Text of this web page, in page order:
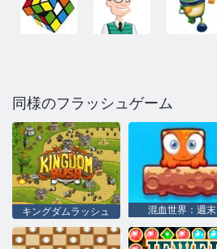
同様のフラッシュゲーム
キングダムラッシュ 混血世界：週末